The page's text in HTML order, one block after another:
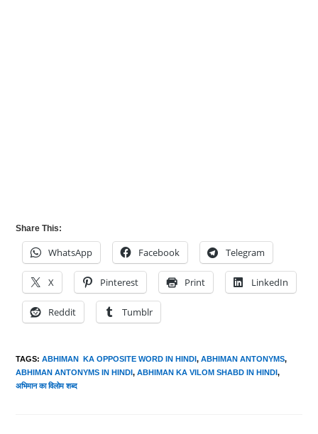
Share This:
WhatsApp Facebook Telegram
X Pinterest Print LinkedIn
Reddit Tumblr
TAGS:ABHIMAN KA OPPOSITE WORD IN HINDI, ABHIMAN ANTONYMS,
ABHIMAN ANTONYMS IN HINDI, ABHIMAN KA VILOM SHABD IN HINDI,
अभिमान का विलोम शब्द